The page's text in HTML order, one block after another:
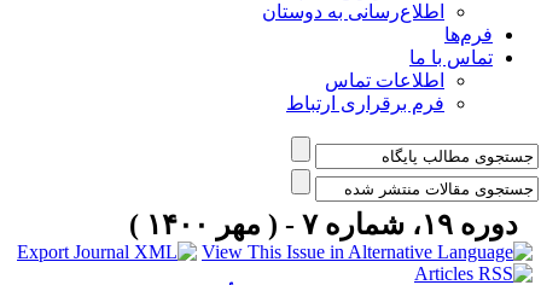
اطلاع‌رسانی به دوستان
فرم‌ها
تماس با ما
اطلاعات تماس
فرم برقراری ارتباط
دوره ۱۹، شماره ۷ - ( مهر ۱۴۰۰ )